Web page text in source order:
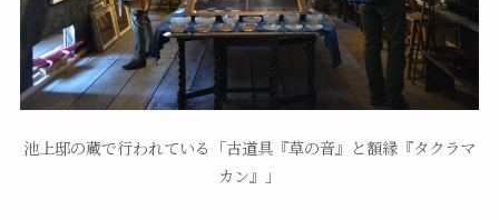
池上邸の蔵で行われている「古道具『草の音』と額縁『タクラマ
カン』」